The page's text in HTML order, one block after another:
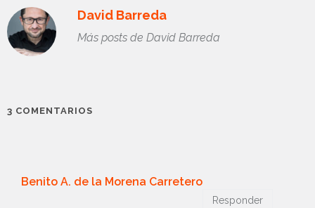
David Barreda
Más posts de David Barreda
3 COMENTARIOS
Benito A. de la Morena Carretero
Responder